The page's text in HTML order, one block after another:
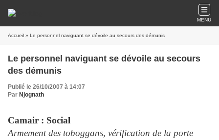
MENU
Accueil » Le personnel naviguant se dévoile au secours des démunis
Le personnel naviguant se dévoile au secours
des démunis
Publié le 26/10/2007 à 14:07
Par Njognath
Camair : Social
Armement des toboggans, vérification de la porte